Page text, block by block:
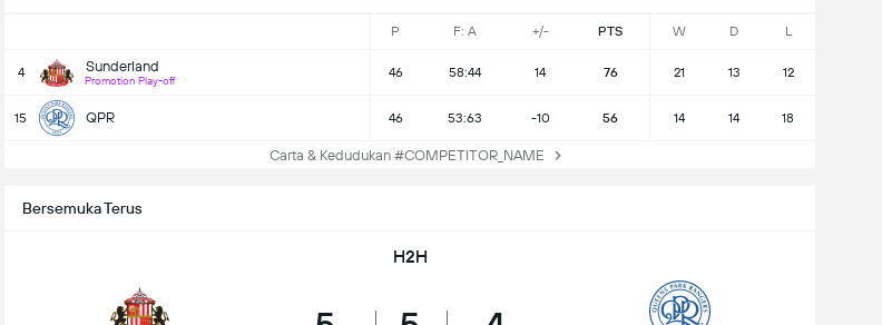
P F: A +/- PTS W D L
4 Sunderland
Promotion Play-off
46 58:44 14 76 21 13 12
15 QPR 46 53:63 -10 56 14 14 18
Carta & Kedudukan #COMPETITOR_NAME
Bersemuka Terus
H2H